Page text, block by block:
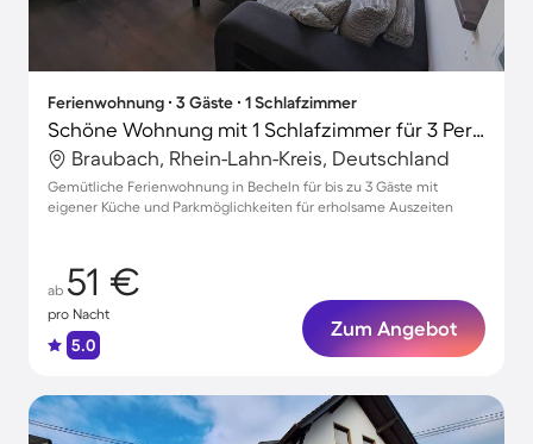
Ferienwohnung ∙ 3 Gäste ∙ 1 Schlafzimmer
Schöne Wohnung mit 1 Schlafzimmer für 3 Personen
Braubach, Rhein-Lahn-Kreis, Deutschland
Gemütliche Ferienwohnung in Becheln für bis zu 3 Gäste mit
eigener Küche und Parkmöglichkeiten für erholsame Auszeiten
ab 51 €
pro Nacht
5.0
Zum Angebot